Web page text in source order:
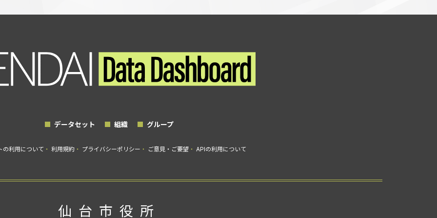
データセット 組織 グループ
の利用について 利用規約 プライバシーポリシー ご意見・ご要望 APIの利用について
仙台市役所